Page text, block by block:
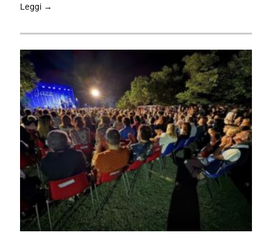
Leggi →